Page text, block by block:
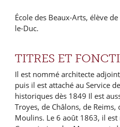
École des Beaux-Arts, élève
le-Duc.
TITRES ET
Il est nommé architecte
puis il est attaché au Service
historiques dès 1849 Il est
Troyes, de Châlons, de
Moulins. Le 6 août 1863, il